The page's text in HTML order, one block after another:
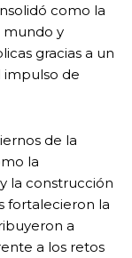
como la
mundo y
gracias a un
impulso de
de la
la
la construcción
fortalecieron la
a
a los retos